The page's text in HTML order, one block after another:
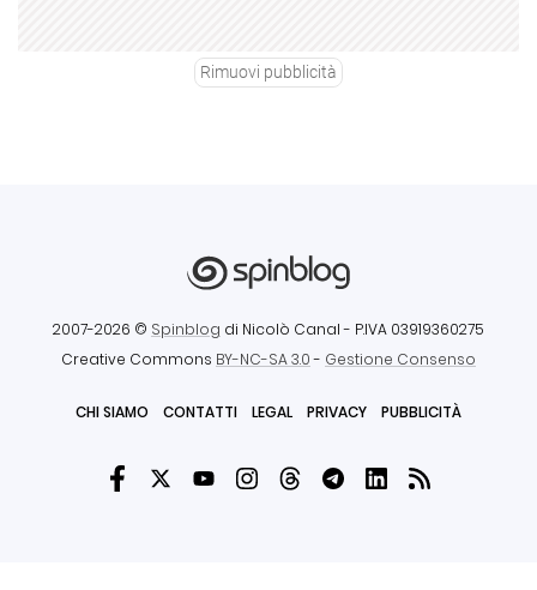
Rimuovi pubblicità
2007-2026 © Spinblog di Nicolò Canal - P.IVA 03919360275
Creative Commons BY-NC-SA 3.0- Gestione Consenso
CHI SIAMO CONTATTI LEGAL PRIVACY PUBBLICITÀ